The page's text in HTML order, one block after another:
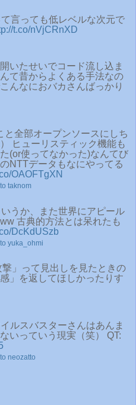
言っても低レベルな次元で
t.co/nVjCRnXD
いたせいでコード流し込ま
て昔からよくある手法なの
んなにおバカさんばっかり
と全部オープンソースにしち
ヒューリスティック機能も
(or使ってなかった)なんてび
NTTデータもなにやってる
OAOFTgXN
taknom
うか、また世界にアピール
古典的方法とは呆れたも
DcKdUSzb
yuka_ohmi
撃」って見出しを見たときの
」を返してほしかったりす
ルスバスターさんはあんま
いっていう現実（笑） QT:
neozatto